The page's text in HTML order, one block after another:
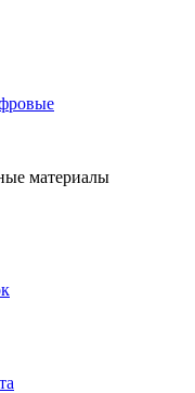
материалы